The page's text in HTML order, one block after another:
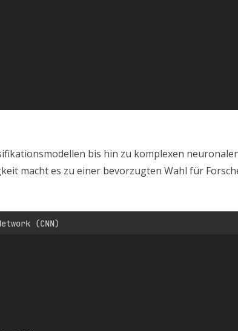
bis hin zu komplexen
macht es zu einer bevorzugten Wahl für
(CNN)